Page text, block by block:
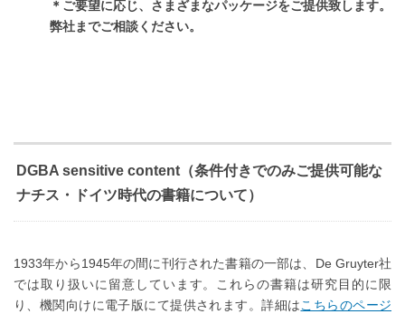
＊ご要望に応じ、さまざまなパッケージをご提供致します。
弊社までご相談ください。
DGBA sensitive content（条件付きでのみご提供可能な
ナチス・ドイツ時代の書籍について）
1933年から1945年の間に刊行された書籍の一部は、De Gruyter社
では取り扱いに留意しています。これらの書籍は研究目的に限
り、機関向けに電子版にて提供されます。詳細はこちらのページ